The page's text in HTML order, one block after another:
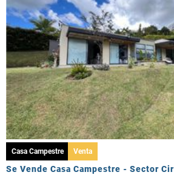
Casa Campestre Venta
Se Vende Casa Campestre - Sector